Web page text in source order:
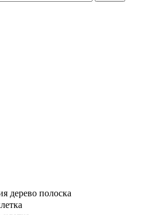
дерево полоска